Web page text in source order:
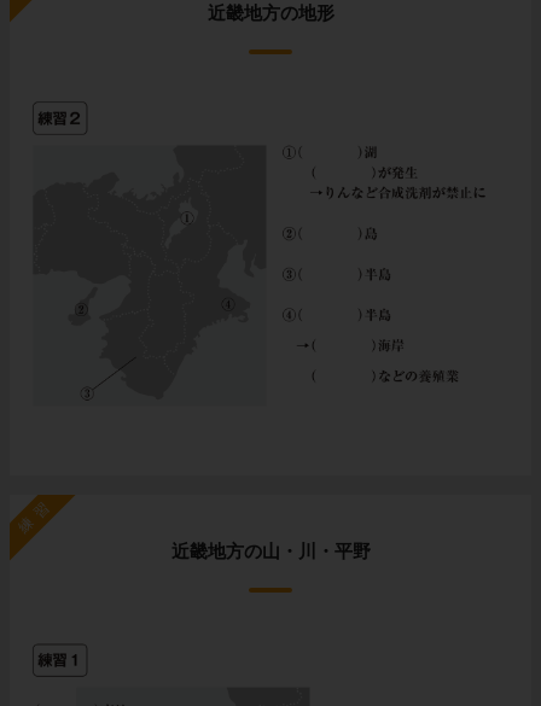
近畿地方の地形
練習
近畿地方の山・川・平野